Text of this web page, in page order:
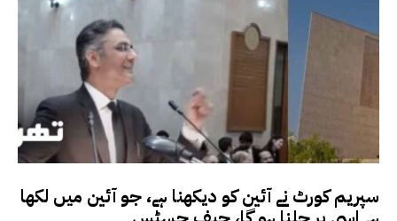
سپریم کورٹ نے آئین کو دیکھنا ہے، جو آئین میں لکھا